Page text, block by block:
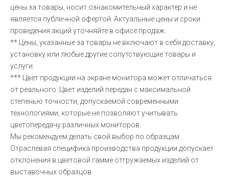
цены за товары, носит ознакомительный характер и не
является публичной офертой. Актуальные цены и сроки
проведения акций уточняйте в офисе продаж.
** Цены, указанные за товары не включают в себя доставку,
установку или любые другие сопутствующие товары и
услуги.
*** Цвет продукции на экране монитора может отличаться
от реального. Цвет изделий передан с максимальной
степенью точности, допускаемой современными
технологиями, которые не позволяют учитывать
цветопередачу различных мониторов.
Мы рекомендуем делать свой выбор по образцам.
Отраслевая специфика производства продукции допускает
отклонения в цветовой гамме отгружаемых изделий от
выставочных образцов.